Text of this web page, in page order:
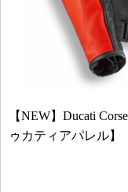
【NEW】Ducati
ゥカティアパレル】